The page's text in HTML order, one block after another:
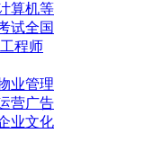
算机等
试全国
程师
业管理
营广告
业文化